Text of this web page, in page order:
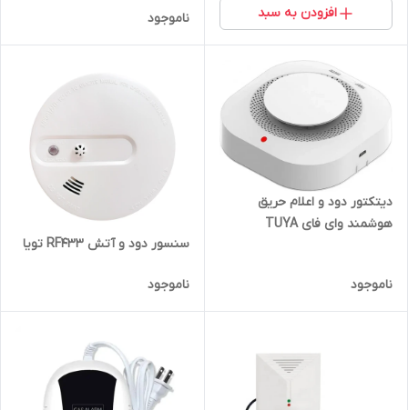
افزودن به سبد ناموجود
دیتکتور دود و اعلام حریق
هوشمند وای فای TUYA
ناموجود
سنسور دود و آتش RF433 تویا
ناموجود